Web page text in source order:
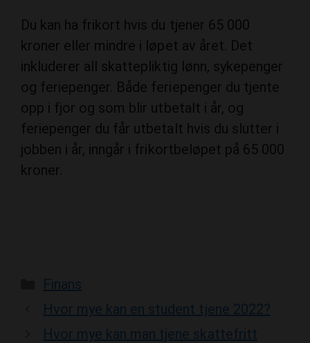
Du kan ha frikort hvis du tjener 65 000
kroner eller mindre i løpet av året. Det
inkluderer all skattepliktig lønn, sykepenger
og feriepenger. Både feriepenger du tjente
opp i fjor og som blir utbetalt i år, og
feriepenger du får utbetalt hvis du slutter i
jobben i år, inngår i frikortbeløpet på 65 000
kroner.
Categories
Finans
Hvor mye kan en student tjene 2022?
Hvor mye kan man tjene skattefritt